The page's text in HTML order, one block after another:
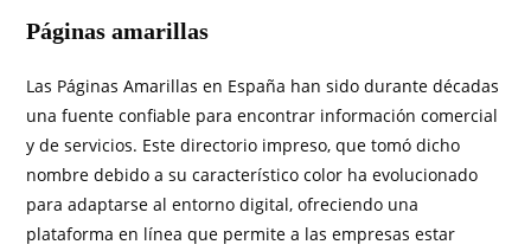
Páginas amarillas
Las Páginas Amarillas en España han sido durante décadas
una fuente confiable para encontrar información comercial
y de servicios. Este directorio impreso, que tomó dicho
nombre debido a su característico color ha evolucionado
para adaptarse al entorno digital, ofreciendo una
plataforma en línea que permite a las empresas estar